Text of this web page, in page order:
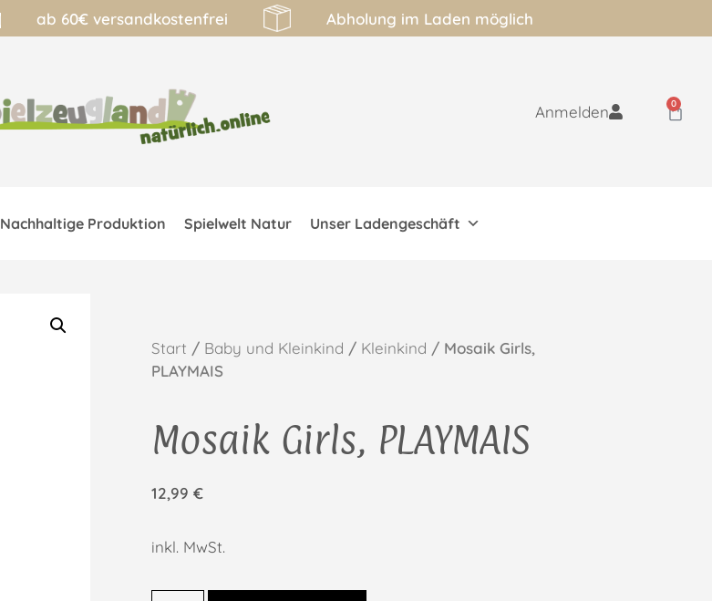
ab 60€ versandkostenfrei Abholung im Laden möglich
Anmelden 0
Nachhaltige Produktion Spielwelt Natur Unser Ladengeschäft
Start / Baby und Kleinkind / Kleinkind / Mosaik Girls,
PLAYMAIS
Mosaik Girls, PLAYMAIS
12,99 €
inkl. MwSt.